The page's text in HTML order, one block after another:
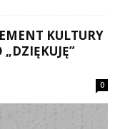
KULTURY
0